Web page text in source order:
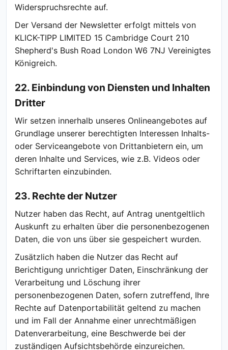
Widerspruchsrechte auf.
Der Versand der Newsletter erfolgt mittels von
KLICK-TIPP LIMITED 15 Cambridge Court 210
Shepherd's Bush Road London W6 7NJ Vereinigtes
Königreich.
22. Einbindung von Diensten und Inhalten
Dritter
Wir setzen innerhalb unseres Onlineangebotes auf
Grundlage unserer berechtigten Interessen Inhalts-
oder Serviceangebote von Drittanbietern ein, um
deren Inhalte und Services, wie z.B. Videos oder
Schriftarten einzubinden.
23. Rechte der Nutzer
Nutzer haben das Recht, auf Antrag unentgeltlich
Auskunft zu erhalten über die personenbezogenen
Daten, die von uns über sie gespeichert wurden.
Zusätzlich haben die Nutzer das Recht auf
Berichtigung unrichtiger Daten, Einschränkung der
Verarbeitung und Löschung ihrer
personenbezogenen Daten, sofern zutreffend, Ihre
Rechte auf Datenportabilität geltend zu machen
und im Fall der Annahme einer unrechtmäßigen
Datenverarbeitung, eine Beschwerde bei der
zuständigen Aufsichtsbehörde einzureichen.